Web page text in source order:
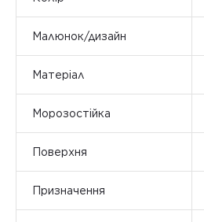
Малюнок/дизайн
Матеріал
Морозостійка
Поверхня
Призначення